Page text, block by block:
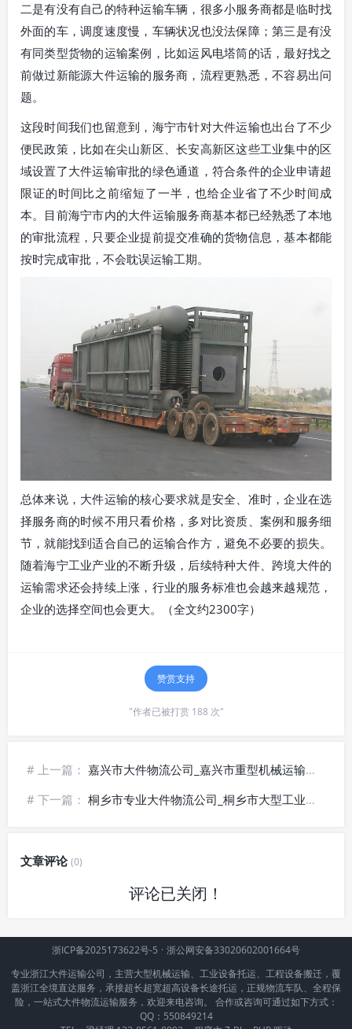
二是有没有自己的特种运输车辆，很多小服务商都是临时找
外面的车，调度速度慢，车辆状况也没法保障；第三是有没
有同类型货物的运输案例，比如运风电塔筒的话，最好找之
前做过新能源大件运输的服务商，流程更熟悉，不容易出问
题。
这段时间我们也留意到，海宁市针对大件运输也出台了不少
便民政策，比如在尖山新区、长安高新区这些工业集中的区
域设置了大件运输审批的绿色通道，符合条件的企业申请超
限证的时间比之前缩短了一半，也给企业省了不少时间成
本。目前海宁市内的大件运输服务商基本都已经熟悉了本地
的审批流程，只要企业提前提交准确的货物信息，基本都能
按时完成审批，不会耽误运输工期。
总体来说，大件运输的核心要求就是安全、准时，企业在选
择服务商的时候不用只看价格，多对比资质、案例和服务细
节，就能找到适合自己的运输合作方，避免不必要的损失。
随着海宁工业产业的不断升级，后续特种大件、跨境大件的
运输需求还会持续上涨，行业的服务标准也会越来越规范，
企业的选择空间也会更大。（全文约2300字）
赞赏支持
"作者已被打赏 188 次"
# 上一篇： 嘉兴市大件物流公司_嘉兴市重型机械运输_嘉兴市特大型货物运输
# 下一篇： 桐乡市专业大件物流公司_桐乡市大型工业设备运输_桐乡市笨重货物运输
文章评论(0)
评论已关闭！
浙ICP备2025173622号-5 · 浙公网安备33020602001664号
专业浙江大件运输公司，主营大型机械运输、工业设备托运、工程设备搬迁，覆
盖浙江全境直达服务，承接超长超宽超高设备长途托运，正规物流车队、全程保
险，一站式大件物流运输服务，欢迎来电咨询。 合作或咨询可通过如下方式：
QQ：550849214